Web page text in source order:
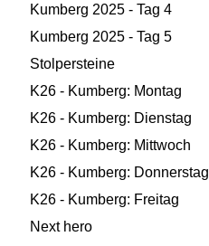
Kumberg 2025 - Tag 4
Kumberg 2025 - Tag 5
Stolpersteine
K26 - Kumberg: Montag
K26 - Kumberg: Dienstag
K26 - Kumberg: Mittwoch
K26 - Kumberg: Donnerstag
K26 - Kumberg: Freitag
Next hero